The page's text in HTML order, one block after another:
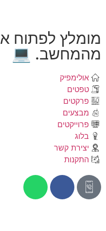
מומלץ לפתוח
מהמחשב. 💻
אולימפיק
טפטים
פרקטים
מבצעים
פרוייקטים
בלוג
יצירת קשר
התקנות